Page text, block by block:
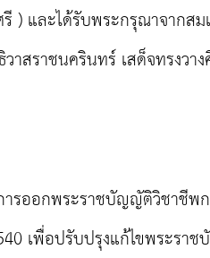
และได้รับพระกรุณาจากสมเ
สราชนครินทร์ เสด็จทรงวา
อกพระราชบัญญัติวิชาชีพก
เพื่อปรับปรุงแก้ไขพระรา